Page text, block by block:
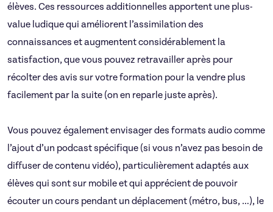
élèves. Ces ressources additionnelles apportent une plus-
value ludique qui améliorent l’assimilation des
connaissances et augmentent considérablement la
satisfaction, que vous pouvez retravailler après pour
récolter des avis sur votre formation pour la vendre plus
facilement par la suite (on en reparle juste après).
Vous pouvez également envisager des formats audio comme
l’ajout d’un podcast spécifique (si vous n’avez pas besoin de
diffuser de contenu vidéo), particulièrement adaptés aux
élèves qui sont sur mobile et qui apprécient de pouvoir
écouter un cours pendant un déplacement (métro, bus, …), le